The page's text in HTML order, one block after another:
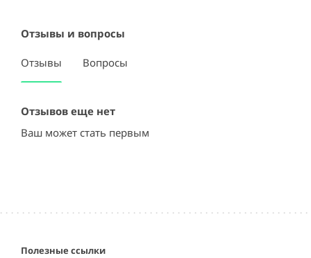
Отзывы и вопросы
Отзывы Вопросы
Отзывов еще нет
Ваш может стать первым
Полезные ссылки